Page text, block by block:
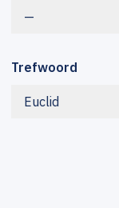
—
Trefwoord
Euclid